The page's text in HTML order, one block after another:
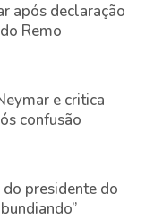
após declaração
Remo
e critica
confusão
presidente do